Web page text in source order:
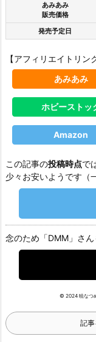
あみあみ
販売価格
発売予定日
【アフィリエイトリ
あみあみ
ホビーストッ
Amazon
この記事の投稿時点で
少々お安いようです（
念のため「DMM」さん
© 2024 暁なつ
記